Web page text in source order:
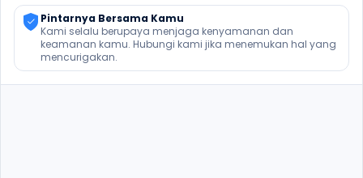
Pintarnya Bersama Kamu
Kami selalu berupaya menjaga kenyamanan dan
keamanan kamu. Hubungi kami jika menemukan hal yang
mencurigakan.